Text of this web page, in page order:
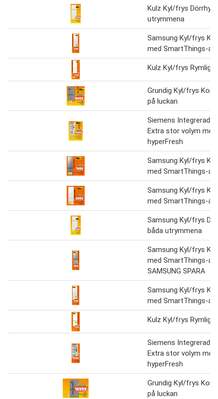
Kulz Kyl/frys
utrymmena
Samsung Kyl/frys
med SmartThings-
Kulz Kyl/frys Rymliga
Grundig Kyl/frys
på luckan
Siemens Integrerad
Extra stor volym med
hyperFresh
Samsung Kyl/frys
med SmartThings-
Samsung Kyl/frys
med SmartThings-
Samsung Kyl/frys
båda utrymmena
Samsung Kyl/frys
med SmartThings-
SAMSUNG SPARA
Samsung Kyl/frys
med SmartThings-
Kulz Kyl/frys Rymliga
Siemens Integrerad
Extra stor volym med
hyperFresh
Grundig Kyl/frys
på luckan